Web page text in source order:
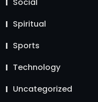
Social
Spiritual
Sports
Technology
Uncategorized